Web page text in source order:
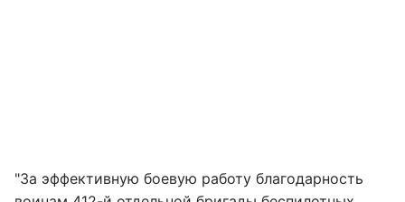
"За эффективную боевую работу благодарность